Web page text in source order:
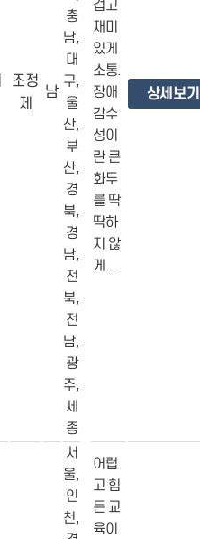
조정
제
남
충
남,
대
구,
울
산,
부
산,
경
북,
경
남,
전
북,
전
남,
광
주,
세
종
겁고
재미
있게
소통.
장애
감수
성이
란 큰
화두
를 딱
딱하
지 않
게 ...
상세보기
서
울,
인
천,
어렵
고 힘
든 교
육이